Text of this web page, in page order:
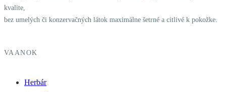
kvalite,
bez umelých či konzervačných látok maximálne šetrné a citlivé k pokožke.
VAANOK
Herbár